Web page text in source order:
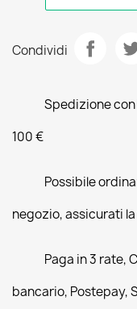
Condividi
Spedizione
100 €
Possibile
negozio, assicurati
Paga in 3 rate,
bancario, Postepay,